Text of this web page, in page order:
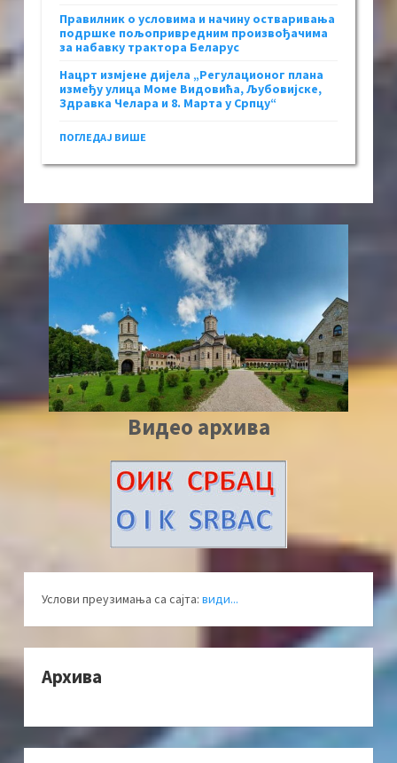
Правилник о условима и начину остваривања
подршке пољопривредним произвођачима
за набавку трактора Беларус
Нацрт измјене дијела „Регулационог плана
између улица Моме Видовића, Љубовијске,
Здравка Челара и 8. Марта у Српцу“
ПОГЛЕДАЈ ВИШЕ
Видео архива
Услови преузимања са сајта: види...
Архива